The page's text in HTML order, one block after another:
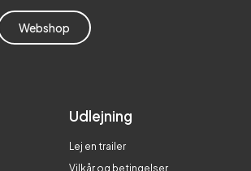
Webshop
Udlejning
Lej en trailer
Vilkår og betingelser